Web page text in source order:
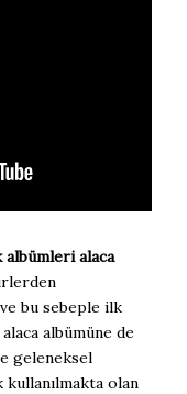
albümleri alaca
bu sebeple ilk
albümüne de
geleneksel
kullanılmakta olan